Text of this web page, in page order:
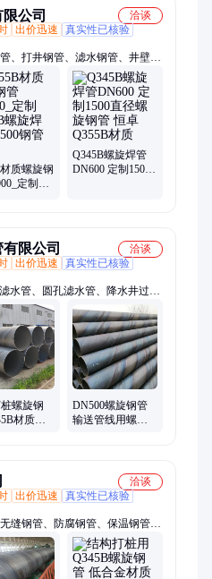
公司
洽谈
出价迅速
真实性已核验
、打井钢管、滤水钢管、井壁
式过滤器
质螺旋钢
定制
Q345B螺旋焊管
DN600 定制1500
限公司
洽谈
出价迅速
真实性已核验
水管、圆孔滤水管、降水井过滤
螺旋钢
材质螺
DN500螺旋钢管
输送管线用螺旋
洽谈
出价迅速
真实性已核验
缝钢管、防腐钢管、保温钢管、
、双面埋弧焊直缝钢管、3PE防
酯发泡保温钢管、涂塑防腐钢
防腐钢管、高频电阻焊钢管、